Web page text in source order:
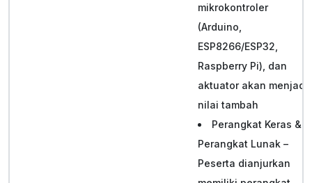
mikrokontroler
(Arduino,
ESP8266/ESP32,
Raspberry Pi), dan
aktuator akan menjadi
nilai tambah
Perangkat Keras &
Perangkat Lunak –
Peserta dianjurkan